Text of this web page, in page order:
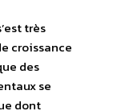
très
croissance
des
se
dont